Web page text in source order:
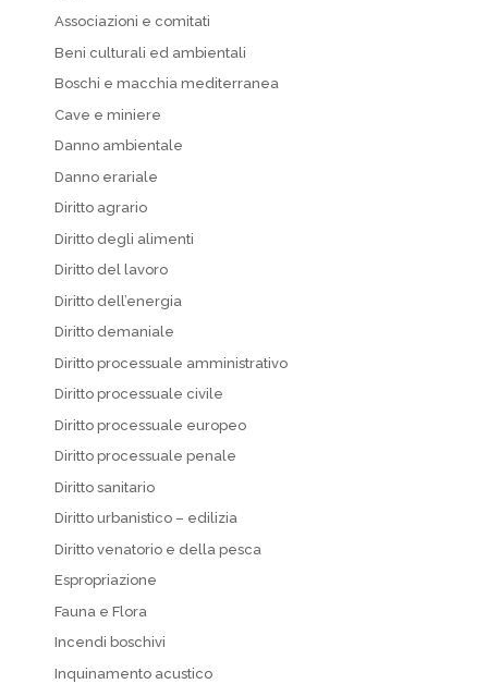
Associazioni e comitati
Beni culturali ed ambientali
Boschi e macchia mediterranea
Cave e miniere
Danno ambientale
Danno erariale
Diritto agrario
Diritto degli alimenti
Diritto del lavoro
Diritto dell’energia
Diritto demaniale
Diritto processuale amministrativo
Diritto processuale civile
Diritto processuale europeo
Diritto processuale penale
Diritto sanitario
Diritto urbanistico – edilizia
Diritto venatorio e della pesca
Espropriazione
Fauna e Flora
Incendi boschivi
Inquinamento acustico